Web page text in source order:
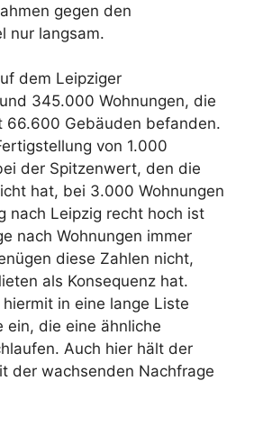
gegen den
nur langsam.
dem Leipziger
345.000 Wohnungen, die
66.600 Gebäuden befanden.
von 1.000
der Spitzenwert, den die
hat, bei 3.000 Wohnungen
nach Leipzig recht hoch ist
nach Wohnungen immer
diese Zahlen nicht,
als Konsequenz hat.
in eine lange Liste
ein, die eine ähnliche
Auch hier hält der
der wachsenden Nachfrage